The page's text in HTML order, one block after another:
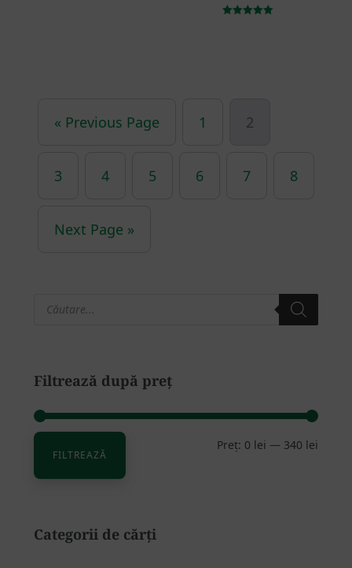
« Previous Page 1 2
3 4 5 6 7 8
Next Page »
Bara
search
Filtrează după preț
FILTREAZĂ
Preț: 0 lei — 340 lei
Categorii de cărți